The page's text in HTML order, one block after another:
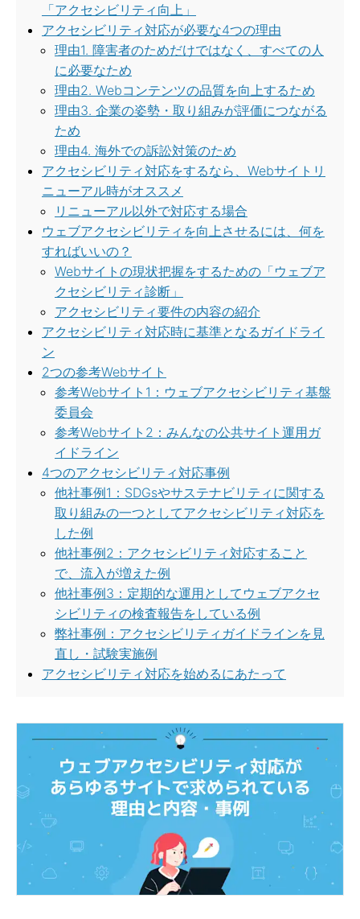
「アクセシビリティ向上」
アクセシビリティ対応が必要な4つの理由
理由1. 障害者のためだけではなく、すべての人
に必要なため
理由2. Webコンテンツの品質を向上するため
理由3. 企業の姿勢・取り組みが評価につながる
ため
理由4. 海外での訴訟対策のため
アクセシビリティ対応をするなら、Webサイトリ
ニューアル時がオススメ
リニューアル以外で対応する場合
ウェブアクセシビリティを向上させるには、何を
すればいいの？
Webサイトの現状把握をするための「ウェブア
クセシビリティ診断」
アクセシビリティ要件の内容の紹介
アクセシビリティ対応時に基準となるガイドライ
ン
2つの参考Webサイト
参考Webサイト1：ウェブアクセシビリティ基盤
委員会
参考Webサイト2：みんなの公共サイト運用ガ
イドライン
4つのアクセシビリティ対応事例
他社事例1：SDGsやサステナビリティに関する
取り組みの一つとしてアクセシビリティ対応を
した例
他社事例2：アクセシビリティ対応すること
で、流入が増えた例
他社事例3：定期的な運用としてウェブアクセ
シビリティの検査報告をしている例
弊社事例：アクセシビリティガイドラインを見
直し・試験実施例
アクセシビリティ対応を始めるにあたって